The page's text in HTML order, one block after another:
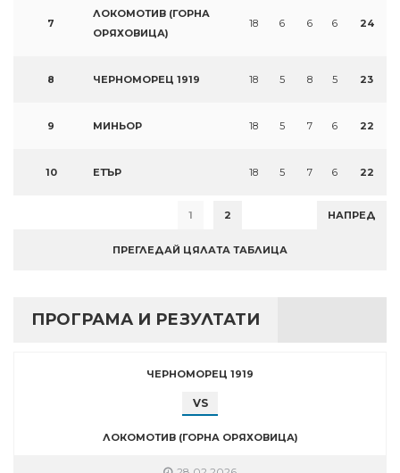
7
ЛОКОМОТИВ (ГОРНА
ОРЯХОВИЦА)
18 6 6 6 24
8 ЧЕРНОМОРЕЦ 1919 18 5 8 5 23
9 МИНЬОР 18 5 7 6 22
10 ЕТЪР 18 5 7 6 22
1 2 НАПРЕД
ПРЕГЛЕДАЙ ЦЯЛАТА ТАБЛИЦА
ПРОГРАМА И РЕЗУЛТАТИ
ЧЕРНОМОРЕЦ 1919
VS
ЛОКОМОТИВ (ГОРНА ОРЯХОВИЦА)